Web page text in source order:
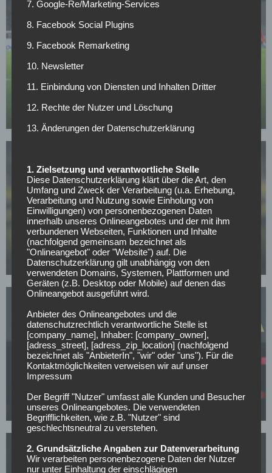
BORUSSIA DORTMUND
Verkündung noch heute: BVB-Transfer kurz vor
BUNDESLIGA
Mit nur 30 Jahren: BVB-Abwehrspieler Niklas Süle
beendet im Sommer seine Laufbahn
07.05.2026
BORUSSIA DORTMUND
BVB-Knaller: Erster Sommertransfer soll bereits
feststehen!
05.05.2026
7. Google-Re/Marketing-Services
8. Facebook Social Plugins
9. Facebook Remarketing
10. Newsletter
11. Einbindung von Diensten und Inhalten Dritter
12. Rechte der Nutzer und Löschung
13. Änderungen der Datenschutzerklärung
1. Zielsetzung und verantwortliche Stelle
Diese Datenschutzerklärung klärt über die Art, den
Umfang und Zweck der Verarbeitung (u.a. Erhebung,
Verarbeitung und Nutzung sowie Einholung von
Einwilligungen) von personenbezogenen Daten
innerhalb unseres Onlineangebotes und der mit ihm
verbundenen Webseiten, Funktionen und Inhalte
(nachfolgend gemeinsam bezeichnet als
"Onlineangebot" oder "Website") auf. Die
Datenschutzerklärung gilt unabhängig von den
verwendeten Domains, Systemen, Plattformen und
Geräten (z.B. Desktop oder Mobile) auf denen das
Onlineangebot ausgeführt wird.
Anbieter des Onlineangebotes und die
datenschutzrechtlich verantwortliche Stelle ist
[company_name], Inhaber: [company_owner],
[adress_street], [adress_zip_location] (nachfolgend
bezeichnet als "AnbieterIn", "wir" oder "uns"). Für die
Kontaktmöglichkeiten verweisen wir auf unser
Impressum
Der Begriff "Nutzer" umfasst alle Kunden und Besucher
unseres Onlineangebotes. Die verwendeten
Begrifflichkeiten, wie z.B. "Nutzer" sind
geschlechtsneutral zu verstehen.
2. Grundsätzliche Angaben zur Datenverarbeitung
Wir verarbeiten personenbezogene Daten der Nutzer
nur unter Einhaltung der einschlägigen